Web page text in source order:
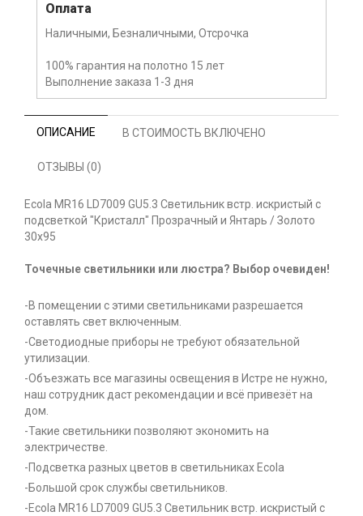
Оплата
Наличными, Безналичными, Отсрочка
100% гарантия на полотно 15 лет
Выполнение заказа 1-3 дня
ОПИСАНИЕ В СТОИМОСТЬ ВКЛЮЧЕНО
ОТЗЫВЫ (0)
Ecola MR16 LD7009 GU5.3 Светильник встр. искристый с
подсветкой "Кристалл" Прозрачный и Янтарь / Золото
30x95
Точечные светильники или люстра? Выбор очевиден!
-В помещении с этими светильниками разрешается
оставлять свет включенным.
-Светодиодные приборы не требуют обязательной
утилизации.
-Объезжать все магазины освещения в Истре не нужно,
наш сотрудник даст рекомендации и всё привезёт на
дом.
-Такие светильники позволяют экономить на
электричестве.
-Подсветка разных цветов в светильниках Ecola
-Большой срок службы светильников.
-Ecola MR16 LD7009 GU5.3 Светильник встр. искристый с